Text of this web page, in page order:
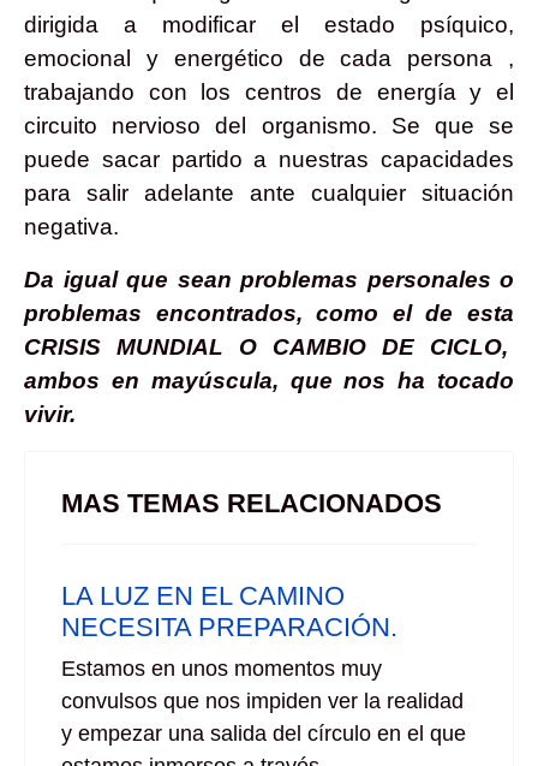
dirigida a modificar el estado psíquico,
emocional y energético de cada persona ,
trabajando con los centros de energía y el
circuito nervioso del organismo. Se que se
puede sacar partido a nuestras capacidades
para salir adelante ante cualquier situación
negativa.
Da igual que sean problemas personales o
problemas encontrados, como el de esta
CRISIS MUNDIAL O CAMBIO DE CICLO,
ambos en mayúscula, que nos ha tocado
vivir.
MAS TEMAS RELACIONADOS
LA LUZ EN EL CAMINO
NECESITA PREPARACIÓN.
Estamos en unos momentos muy
convulsos que nos impiden ver la realidad
y empezar una salida del círculo en el que